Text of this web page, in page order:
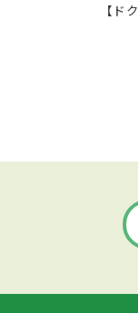
【ド